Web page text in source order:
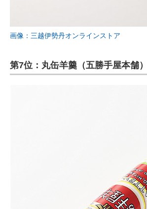
画像：三越伊勢丹オンラインストア
第7位：丸缶羊羹（五勝手屋本舗）